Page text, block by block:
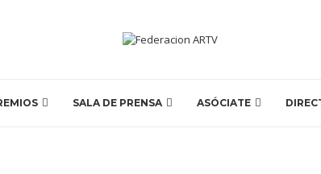
SALA DE PRENSA ASÓCIATE